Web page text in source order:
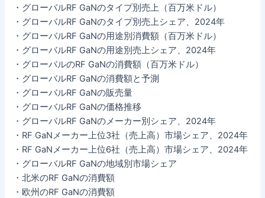
・グローバルRF GaNのタイプ別売上（百万米ドル）
・グローバルRF GaNのタイプ別売上シェア、2024年
・グローバルRF GaNの用途別消費額（百万米ドル）
・グローバルRF GaNの用途別売上シェア、2024年
・グローバルのRF GaNの消費額（百万米ドル）
・グローバルRF GaNの消費額と予測
・グローバルRF GaNの販売量
・グローバルRF GaNの価格推移
・グローバルRF GaNのメーカー別シェア、2024年
・RF GaNメーカー上位3社（売上高）市場シェア、2024年
・RF GaNメーカー上位6社（売上高）市場シェア、2024年
・グローバルRF GaNの地域別市場シェア
・北米のRF GaNの消費額
・欧州のRF GaNの消費額